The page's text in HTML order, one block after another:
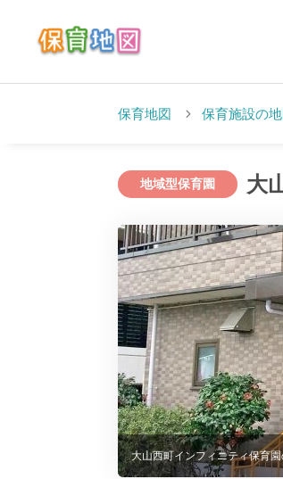
保育地図 保育施設の
地域型保育園 大
大山西町インフィニティ保育